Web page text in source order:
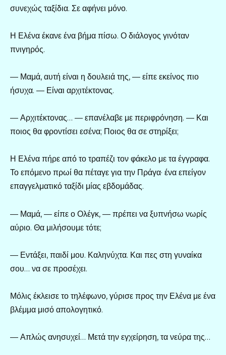
συνεχώς ταξίδια. Σε αφήνει μόνο.
Η Ελένα έκανε ένα βήμα πίσω. Ο διάλογος γινόταν
πνιγηρός.
— Μαμά, αυτή είναι η δουλειά της, — είπε εκείνος πιο
ήσυχα. — Είναι αρχιτέκτονας.
— Αρχιτέκτονας… — επανέλαβε με περιφρόνηση. — Και
ποιος θα φροντίσει εσένα; Ποιος θα σε στηρίξει;
Η Ελένα πήρε από το τραπέζι τον φάκελο με τα έγγραφα.
Το επόμενο πρωί θα πέταγε για την Πράγα· ένα επείγον
επαγγελματικό ταξίδι μίας εβδομάδας.
— Μαμά, — είπε ο Ολέγκ, — πρέπει να ξυπνήσω νωρίς
αύριο. Θα μιλήσουμε τότε;
— Εντάξει, παιδί μου. Καληνύχτα. Και πες στη γυναίκα
σου… να σε προσέχει.
Μόλις έκλεισε το τηλέφωνο, γύρισε προς την Ελένα με ένα
βλέμμα μισό απολογητικό.
— Απλώς ανησυχεί… Μετά την εγχείρηση, τα νεύρα της…